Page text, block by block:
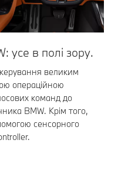
усе в полі зору.
керування великим
операційною
команд до
BMW. Крім того,
сенсорного